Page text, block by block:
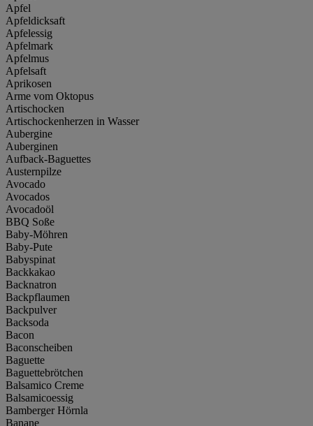
Apfel
Apfeldicksaft
Apfelessig
Apfelmark
Apfelmus
Apfelsaft
Aprikosen
Arme vom Oktopus
Artischocken
Artischockenherzen in Wasser
Aubergine
Auberginen
Aufback-Baguettes
Austernpilze
Avocado
Avocados
Avocadoöl
BBQ Soße
Baby-Möhren
Baby-Pute
Babyspinat
Backkakao
Backnatron
Backpflaumen
Backpulver
Backsoda
Bacon
Baconscheiben
Baguette
Baguettebrötchen
Balsamico Creme
Balsamicoessig
Bamberger Hörnla
Banane